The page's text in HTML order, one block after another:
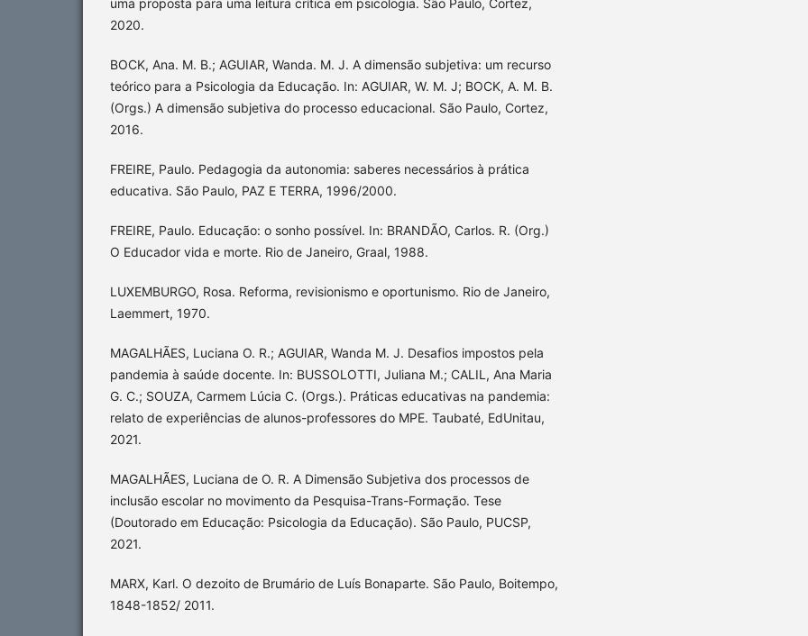
uma proposta para uma leitura crítica em psicologia. São Paulo, Cortez,
2020.
BOCK, Ana. M. B.; AGUIAR, Wanda. M. J. A dimensão subjetiva: um recurso
teórico para a Psicologia da Educação. In: AGUIAR, W. M. J; BOCK, A. M. B.
(Orgs.) A dimensão subjetiva do processo educacional. São Paulo, Cortez,
2016.
FREIRE, Paulo. Pedagogia da autonomia: saberes necessários à prática
educativa. São Paulo, PAZ E TERRA, 1996/2000.
FREIRE, Paulo. Educação: o sonho possível. In: BRANDÃO, Carlos. R. (Org.)
O Educador vida e morte. Rio de Janeiro, Graal, 1988.
LUXEMBURGO, Rosa. Reforma, revisionismo e oportunismo. Rio de Janeiro,
Laemmert, 1970.
MAGALHÃES, Luciana O. R.; AGUIAR, Wanda M. J. Desafios impostos pela
pandemia à saúde docente. In: BUSSOLOTTI, Juliana M.; CALIL, Ana Maria
G. C.; SOUZA, Carmem Lúcia C. (Orgs.). Práticas educativas na pandemia:
relato de experiências de alunos-professores do MPE. Taubaté, EdUnitau,
2021.
MAGALHÃES, Luciana de O. R. A Dimensão Subjetiva dos processos de
inclusão escolar no movimento da Pesquisa-Trans-Formação. Tese
(Doutorado em Educação: Psicologia da Educação). São Paulo, PUCSP,
2021.
MARX, Karl. O dezoito de Brumário de Luís Bonaparte. São Paulo, Boitempo,
1848-1852/ 2011.